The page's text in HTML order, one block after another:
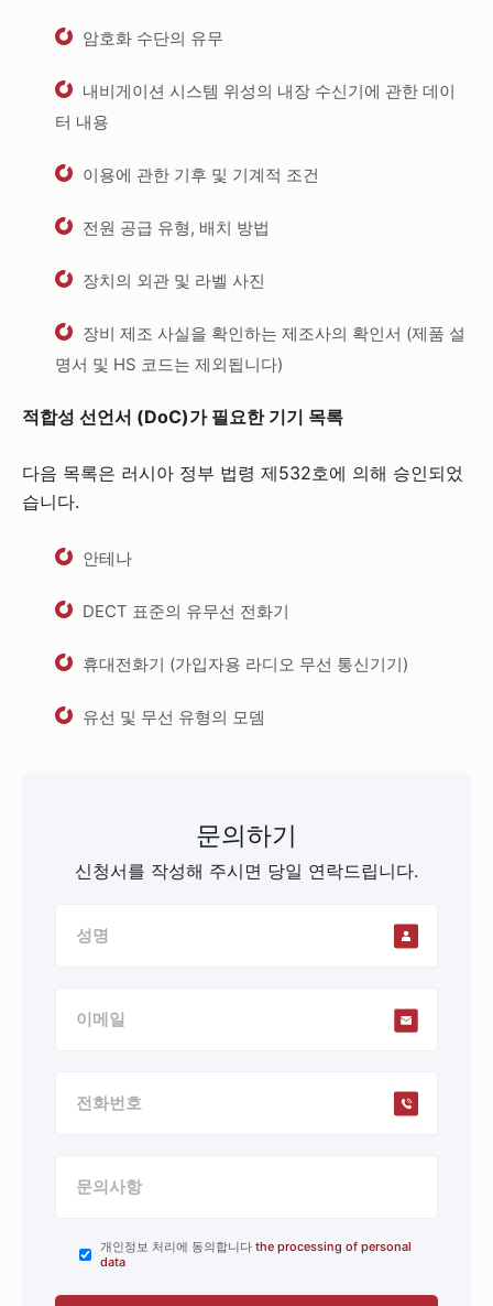
암호화 수단의 유무
내비게이션 시스템 위성의 내장 수신기에 관한 데이
터 내용
이용에 관한 기후 및 기계적 조건
전원 공급 유형, 배치 방법
장치의 외관 및 라벨 사진
장비 제조 사실을 확인하는 제조사의 확인서 (제품 설
명서 및 HS 코드는 제외됩니다)
적합성 선언서 (DoC)가 필요한 기기 목록
다음 목록은 러시아 정부 법령 제532호에 의해 승인되었
습니다.
안테나
DECT 표준의 유무선 전화기
휴대전화기 (가입자용 라디오 무선 통신기기)
유선 및 무선 유형의 모뎀
문의하기
신청서를 작성해 주시면 당일 연락드립니다.
개인정보 처리에 동의합니다the processing of personal
data